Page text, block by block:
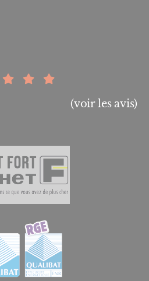
(voir les avis)